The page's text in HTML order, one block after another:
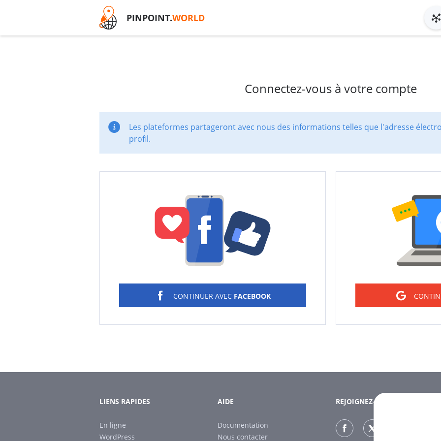
PINPOINT.WORLD
Connectez-vous à votre compte
Les plateformes partageront avec nous des informations telles que l'adresse
profil.
CONTINUER AVEC FACEBOOK
LIENS RAPIDES
En ligne
WordPress
AIDE
Documentation
Nous contacter
REJOIGNEZ-NOUS